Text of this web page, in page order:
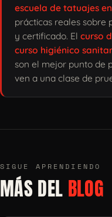
escuela de tatuajes
prácticas reales sobre
y certificado. El curso
curso higiénico
son el mejor punto de
ven a una clase de
SIGUE APRENDIENDO
MÁS DEL BLOG